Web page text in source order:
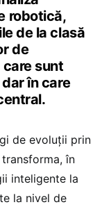
robotică,
de la clasă
de
sunt
în care
de evoluții prin
în
inteligente la
la nivel de